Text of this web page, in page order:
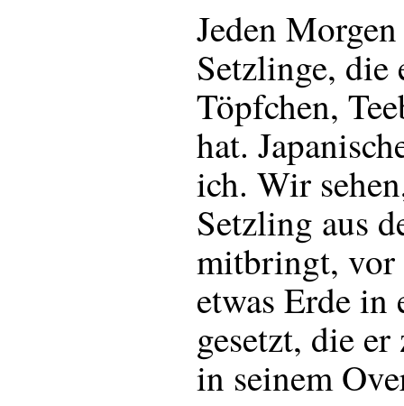
Jeden
Setzlinge,
Töpfchen,
hat.
ich. Wir
Setzling aus
mitbringt,
etwas Erde in
gesetzt, die
in seinem